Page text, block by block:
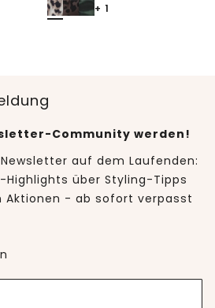
+ 1
Community werden!
auf dem Laufenden:
Highlights über Styling-Tipps
Aktionen - ab sofort verpasst